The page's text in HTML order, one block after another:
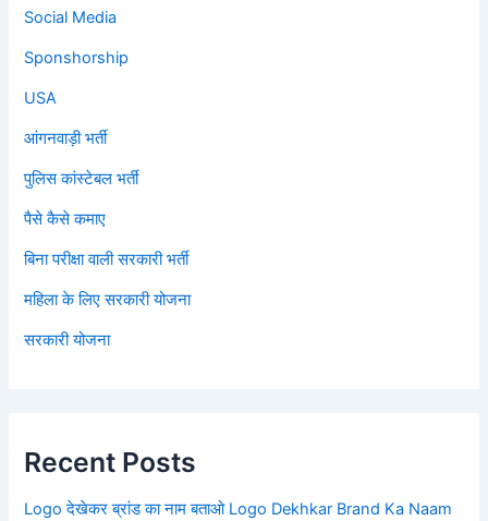
Social Media
Sponshorship
USA
आंगनवाड़ी भर्ती
पुलिस कांस्टेबल भर्ती
पैसे कैसे कमाए
बिना परीक्षा वाली सरकारी भर्ती
महिला के लिए सरकारी योजना
सरकारी योजना
Recent Posts
Logo देखेकर ब्रांड का नाम बताओ Logo Dekhkar Brand Ka Naam